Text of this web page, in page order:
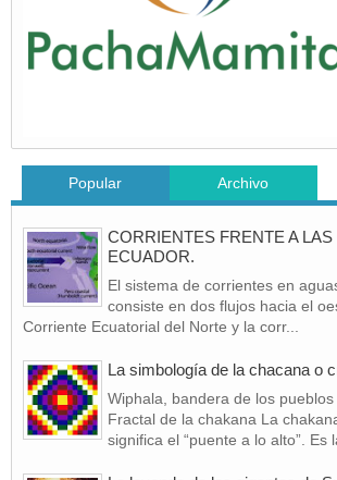
Popular Archivo
CORRIENTES FRENTE A
ECUADOR.
El sistema de corrientes en
consiste en dos flujos hacia el
Corriente Ecuatorial del Norte y la corr...
La simbología de la chacana o
Wiphala, bandera de los pueblos
Fractal de la chakana La
significa el “puente a lo alto”. Es